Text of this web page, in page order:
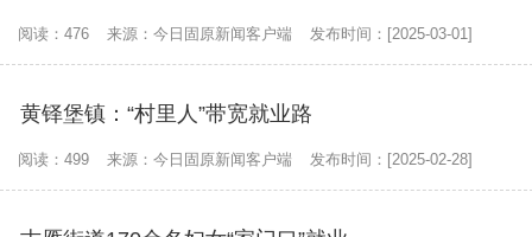
阅读：476 来源：今日固原新闻客户端 发布时间：[2025-03-01]
黄铎堡镇：“村里人”带宽就业路
阅读：499 来源：今日固原新闻客户端 发布时间：[2025-02-28]